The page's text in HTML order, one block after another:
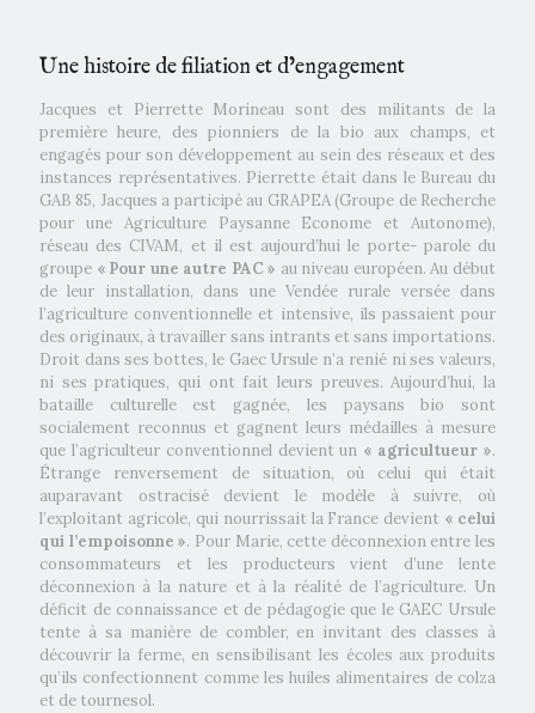
Une histoire de filiation et d’engagement
Jacques et Pierrette Morineau sont des militants de la
première heure, des pionniers de la bio aux champs, et
engagés pour son développement au sein des réseaux et des
instances représentatives. Pierrette était dans le Bureau du
GAB 85, Jacques a participé au GRAPEA (Groupe de Recherche
pour une Agriculture Paysanne Econome et Autonome),
réseau des CIVAM, et il est aujourd’hui le porte- parole du
groupe « Pour une autre PAC » au niveau européen. Au début
de leur installation, dans une Vendée rurale versée dans
l’agriculture conventionnelle et intensive, ils passaient pour
des originaux, à travailler sans intrants et sans importations.
Droit dans ses bottes, le Gaec Ursule n’a renié ni ses valeurs,
ni ses pratiques, qui ont fait leurs preuves. Aujourd’hui, la
bataille culturelle est gagnée, les paysans bio sont
socialement reconnus et gagnent leurs médailles à mesure
que l’agriculteur conventionnel devient un « agricultueur ».
Étrange renversement de situation, où celui qui était
auparavant ostracisé devient le modèle à suivre, où
l’exploitant agricole, qui nourrissait la France devient « celui
qui l’empoisonne ». Pour Marie, cette déconnexion entre les
consommateurs et les producteurs vient d’une lente
déconnexion à la nature et à la réalité de l’agriculture. Un
déficit de connaissance et de pédagogie que le GAEC Ursule
tente à sa manière de combler, en invitant des classes à
découvrir la ferme, en sensibilisant les écoles aux produits
qu’ils confectionnent comme les huiles alimentaires de colza
et de tournesol.